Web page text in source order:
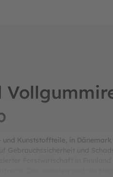
Kunststoffteile, in